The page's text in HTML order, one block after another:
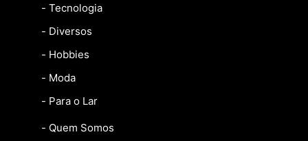
- Tecnologia
- Diversos
- Hobbies
- Moda
- Para o Lar
- Quem Somos